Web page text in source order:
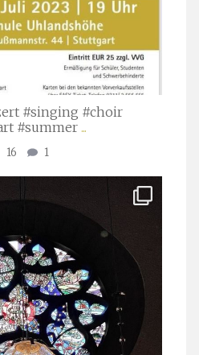
#singing #choir
#summer...
16 1
Apr. 1